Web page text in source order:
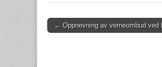
Post
← Oppnevning av verneombud ved